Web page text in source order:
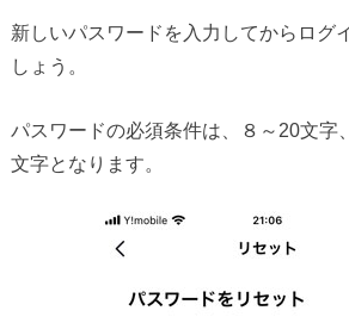
新しいパスワードを入力してからログ
しょう。
パスワードの必須条件は、８～20文字
文字となります。